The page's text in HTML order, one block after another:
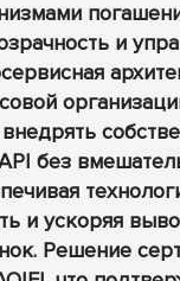
и
без
и ускоряя
Решение